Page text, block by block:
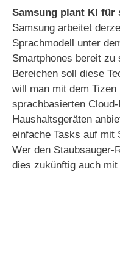
Samsung plant KI für
Samsung arbeitet
Sprachmodell unter
Smartphones bereit zu
Bereichen soll diese
will man mit dem
sprachbasierten
Haushaltsgeräten
einfache Tasks auf mit
Wer den Staubsauger-
dies zukünftig auch